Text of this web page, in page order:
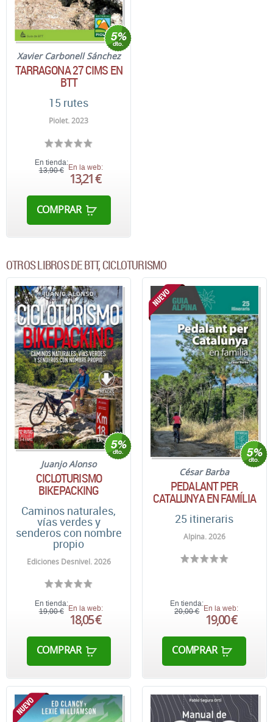
Xavier Carbonell Sánchez
TARRAGONA 27 CIMS EN
BTT
15 rutes
Piolet. 2023
En tienda:
13,90 € En la web:
13,21 €
COMPRAR
OTROS LIBROS DE BTT, CICLOTURISMO
Juanjo Alonso
CICLOTURISMO
BIKEPACKING
Caminos naturales,
vías verdes y
senderos con nombre
propio
Ediciones Desnivel. 2026
En tienda:
19,00 € En la web:
18,05 €
COMPRAR
César Barba
PEDALANT PER
CATALUNYA EN FAMÍLIA
25 itineraris
Alpina. 2026
En tienda:
20,00 € En la web:
19,00 €
COMPRAR